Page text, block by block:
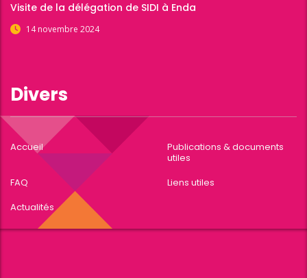
Visite de la délégation de SIDI à Enda
14 novembre 2024
Divers
Accueil
Publications & documents
utiles
FAQ
Liens utiles
Actualités